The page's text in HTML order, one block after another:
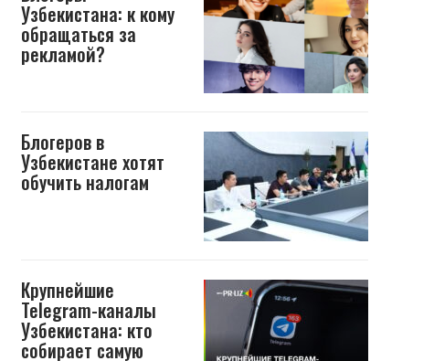
Узбекистана: к кому
обращаться за
рекламой?
Блогеров в
Узбекистане хотят
обучить налогам
Крупнейшие
Telegram-каналы
Узбекистана: кто
собирает самую